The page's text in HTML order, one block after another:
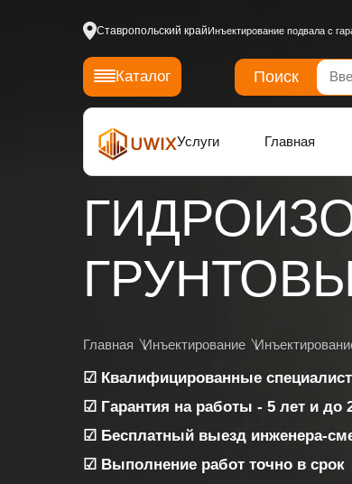
Ставропольский крайИнъектирование подвала с
Каталог Поиск
Услуги Главная
Главная Инъектирование
☑ Квалифицированные
☑ Гарантия на работы - 5 лет и до
☑ Бесплатный выезд инженера-
☑ Выполнение работ точно в срок